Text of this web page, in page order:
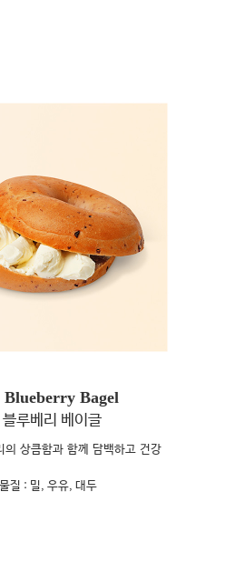
Blueberry Bagel
루베리 베이글
의 상큼함과 함께 담백하고 건강
질 : 밀, 우유, 대두